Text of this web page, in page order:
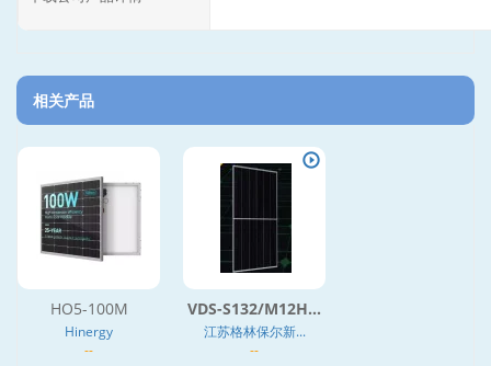
相关产品
HO5-100M
Hinergy
--
VDS-S132/M12H...
江苏格林保尔新...
--